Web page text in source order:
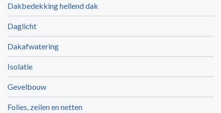
Dakbedekking hellend dak
Daglicht
Dakafwatering
Isolatie
Gevelbouw
Folies, zeilen en netten